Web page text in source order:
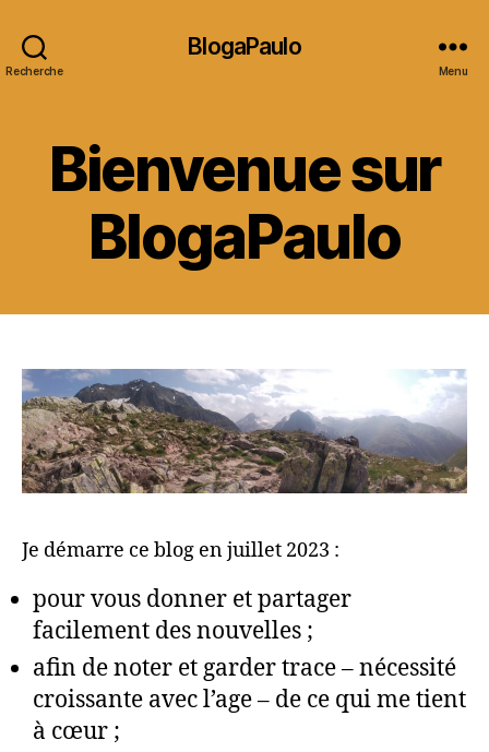
Recherche
BlogaPaulo
Menu
Bienvenue sur
BlogaPaulo
Je démarre ce blog en juillet 2023 :
pour vous donner et partager
facilement des nouvelles ;
afin de noter et garder trace – nécessité
croissante avec l’age – de ce qui me tient
à cœur ;